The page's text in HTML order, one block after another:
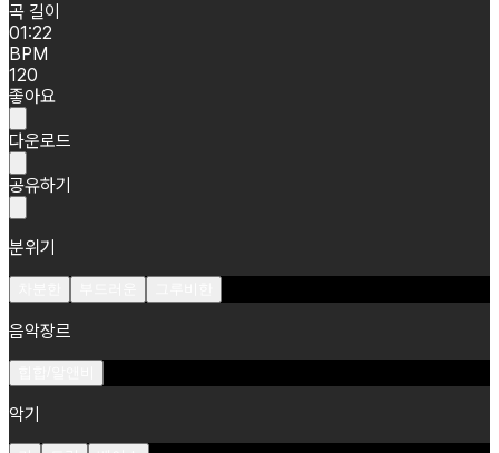
곡 길이
01:22
BPM
120
좋아요
다운로드
공유하기
분위기
음악장르
악기